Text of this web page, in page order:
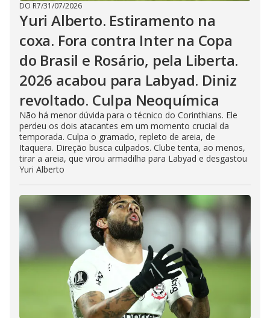
DO R7/31/07/2026
Yuri Alberto. Estiramento na
coxa. Fora contra Inter na Copa
do Brasil e Rosário, pela Liberta.
2026 acabou para Labyad. Diniz
revoltado. Culpa Neoquímica
Não há menor dúvida para o técnico do Corinthians. Ele
perdeu os dois atacantes em um momento crucial da
temporada. Culpa o gramado, repleto de areia, de
Itaquera. Direção busca culpados. Clube tenta, ao menos,
tirar a areia, que virou armadilha para Labyad e desgastou
Yuri Alberto